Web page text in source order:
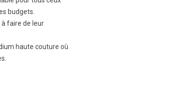
budgets.
faire de leur
haute couture où